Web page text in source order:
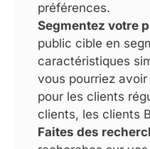
préférences.
Segmentez votre
public cible en
caractéristiques
vous pourriez
pour les clients
clients, les clients
Faites des